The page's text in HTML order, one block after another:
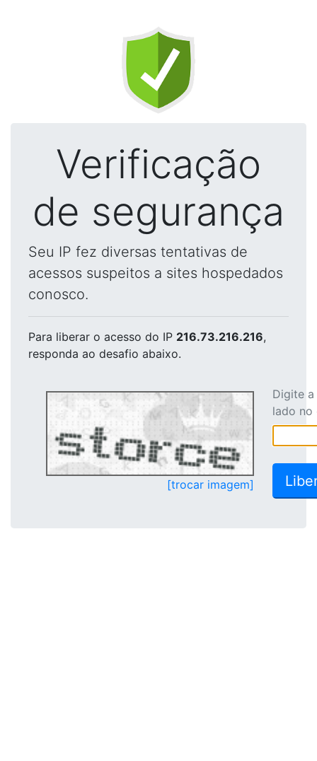
Verificação
de segurança
Seu IP fez diversas tentativas de
acessos suspeitos a sites hospedados
conosco.
Para liberar o acesso do IP 216.73.216.216,
responda ao desafio abaixo.
[trocar imagem]
Digite
lado no